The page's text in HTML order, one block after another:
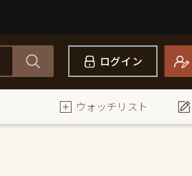
ログイン
ウォッチリスト